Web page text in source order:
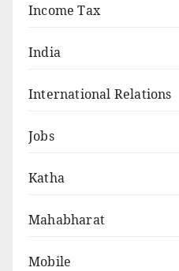
Income Tax
India
International Relations
Jobs
Katha
Mahabharat
Mobile